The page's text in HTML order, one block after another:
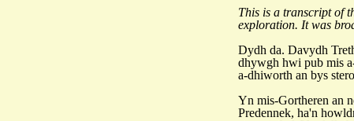
This is a transcript of
exploration. It was
Dydh da. Davydh
dhywgh hwi pub mis
a-dhiworth an bys
Yn mis-Gortheren an
Predennek, ha'n